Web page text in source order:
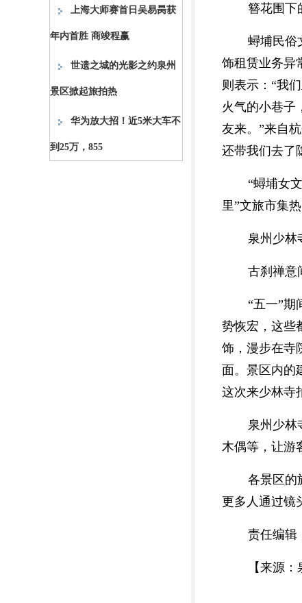
上海大师赛首日吴易昺获
年内首胜 商竣程赢
世遗之城的光影之约泉州
景区掀起旅拍热
华为放大招！近5米大车不
到25万，855
簪花围下
蟳埔民俗
饰租赁业务异
则表示：“我
火气的小巷子
友来。”来自
还带我们去了
“蟳埔女
里”文旅市集
泉州少林
古刹禅意
“五一”期
势恢宏，这些
饰，漫步在寺
面。景区内的
这次来少林寺
泉州少林
木偶等，让游
各景区的
更多人通过镜
责任编辑
【来源：